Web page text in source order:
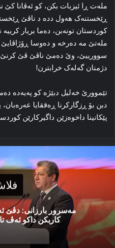
مله‌ت ڕا ئیزبات بکن، کو ئه‌ڤانا کێ
ڕێخستنه‌ک هه‌ول دده‌ د ناڤێ
کوردستان تونه‌بن، ده‌ما بریار
مله‌تێ مه‌ ده‌رخه‌ و ده‌وسا
سوورییێ، وێ ده‌مێ ناڤێ ڤێ کرنێ
دژمنان گه‌له‌ک خرابترن!
تێموورێ خەلیل دبێژە كو پەیەدە
دبن بۆ ڕزگارکرنا ڕه‌ققایا
پێکانینا داخوه‌زێن داگیرکارێن
مەسرور بارزانی:
کاربکن داکو ئەڤ